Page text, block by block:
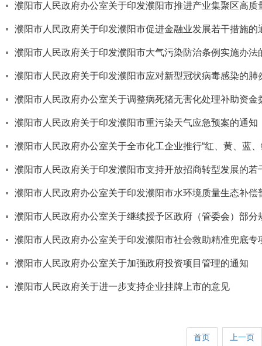
濮阳市人民政府办公室关于印发濮阳市推进产业集聚区高
濮阳市人民政府关于印发濮阳市促进金融业发展若干措施的
濮阳市人民政府关于印发濮阳市大气污染防治条例实施办法
濮阳市人民政府关于印发濮阳市应对新型冠状病毒感染的
濮阳市人民政府办公室关于调整病死猪无害化处理补助资金
濮阳市人民政府关于印发濮阳市重污染天气应急预案的通知
濮阳市人民政府办公室关于全市化工企业推行“红、黄、蓝
濮阳市人民政府关于印发濮阳市支持开放招商转型发展的若
濮阳市人民政府办公室关于印发濮阳市水环境质量生态补偿
濮阳市人民政府办公室关于继续授予区政府（管委会）部分
濮阳市人民政府办公室关于印发濮阳市社会救助精准兜底专
濮阳市人民政府办公室关于加强政府投资项目管理的通知
濮阳市人民政府关于进一步支持企业挂牌上市的意见
首页 上一页